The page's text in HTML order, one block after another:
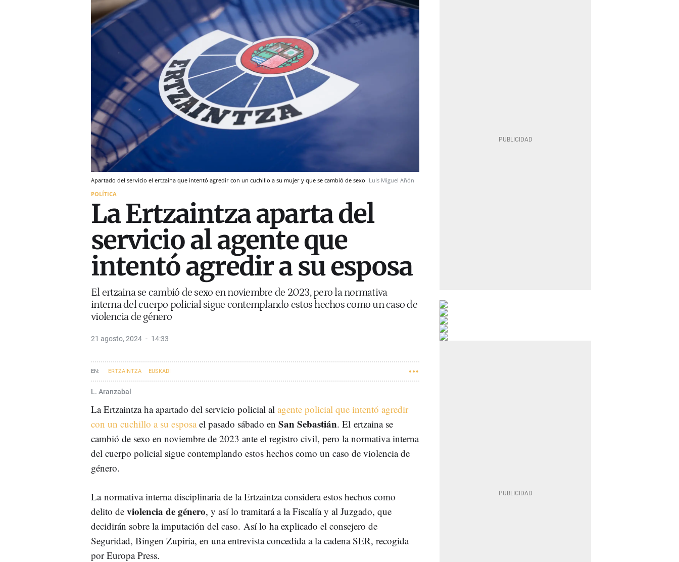
Apartado del servicio el ertzaina que intentó agredir con un cuchillo a su mujer y que se cambió de sexo Luis Miguel Añón
POLÍTICA
La Ertzaintza aparta del
servicio al agente que
intentó agredir a su esposa
El ertzaina se cambió de sexo en noviembre de 2023, pero la normativa
interna del cuerpo policial sigue contemplando estos hechos como un caso de
violencia de género
21 agosto, 2024 14:33
ERTZAINTZA EUSKADI
L. Aranzabal
La Ertzaintza ha apartado del servicio policial al agente policial que intentó agredir
con un cuchillo a su esposael pasado sábado en San Sebastián. El ertzaina se
cambió de sexo en noviembre de 2023 ante el registro civil, pero la normativa interna
del cuerpo policial sigue contemplando estos hechos como un caso de violencia de
género.
La normativa interna disciplinaria de la Ertzaintza considera estos hechos como
delito de violencia de género, y así lo tramitará a la Fiscalía y al Juzgado, que
decidirán sobre la imputación del caso. Así lo ha explicado el consejero de
Seguridad, Bingen Zupiria, en una entrevista concedida a la cadena SER, recogida
por Europa Press.